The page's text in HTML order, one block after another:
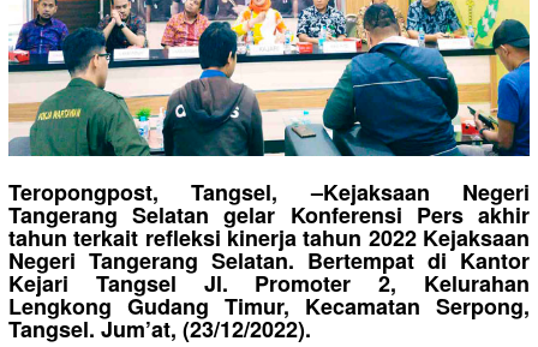
Teropongpost, Tangsel, –Kejaksaan Negeri
Tangerang Selatan gelar Konferensi Pers akhir
tahun terkait refleksi kinerja tahun 2022 Kejaksaan
Negeri Tangerang Selatan. Bertempat di Kantor
Kejari Tangsel Jl. Promoter 2, Kelurahan
Lengkong Gudang Timur, Kecamatan Serpong,
Tangsel. Jum’at, (23/12/2022).